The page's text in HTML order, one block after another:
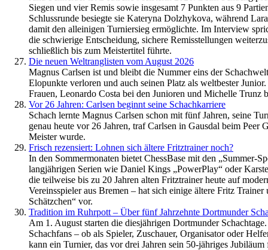
Siegen und vier Remis sowie insgesamt 7 Punkten aus 9
Schlussrunde besiegte sie Kateryna Dolzhykova, während
damit den alleinigen Turniersieg ermöglichte. Im Interview
die schwierige Entscheidung, sichere Remisstellungen
schließlich bis zum Meistertitel führte.
Die neuen Weltranglisten vom August 2026
Magnus Carlsen ist und bleibt die Nummer eins der
Elopunkte verloren und auch seinen Platz als weltbester
Frauen, Leonardo Costa bei den Junioren und Michelle Trunz
Vor 26 Jahren: Carlsen beginnt seine Schachkarriere
Schach lernte Magnus Carlsen schon mit fünf Jahren, seine
genau heute vor 26 Jahren, traf Carlsen in Gausdal beim
Meister wurde.
Frisch rezensiert: Lohnen sich ältere Fritztrainer noch?
In den Sommermonaten bietet ChessBase mit den „Summer-
langjährigen Serien wie Daniel Kings „PowerPlay“ oder
die teilweise bis zu 20 Jahren alten Fritztrainer heute auf
Vereinsspieler aus Bremen – hat sich einige ältere Fritz
Schätzchen“ vor.
Tradition im Ruhrpott – Über fünf Jahrzehnte Dortmunder
Am 1. August starten die diesjährigen Dortmunder
Schachfans – ob als Spieler, Zuschauer, Organisator oder
kann ein Turnier, das vor drei Jahren sein 50-jähriges